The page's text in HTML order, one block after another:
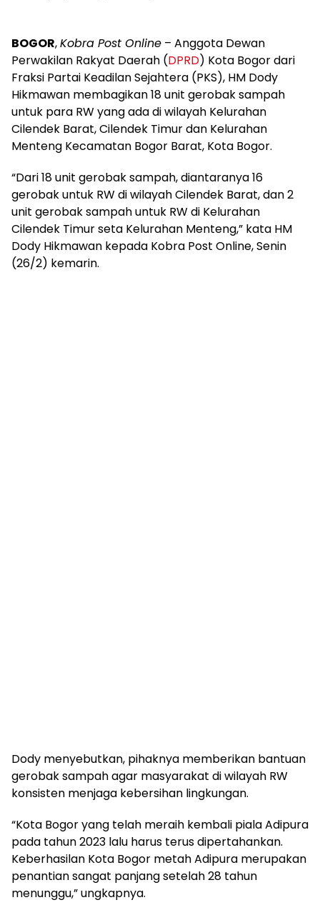
BOGOR,Kobra Post Online – Anggota Dewan
Perwakilan Rakyat Daerah (DPRD) Kota Bogor dari
Fraksi Partai Keadilan Sejahtera (PKS), HM Dody
Hikmawan membagikan 18 unit gerobak sampah
untuk para RW yang ada di wilayah Kelurahan
Cilendek Barat, Cilendek Timur dan Kelurahan
Menteng Kecamatan Bogor Barat, Kota Bogor.
“Dari 18 unit gerobak sampah, diantaranya 16
gerobak untuk RW di wilayah Cilendek Barat, dan 2
unit gerobak sampah untuk RW di Kelurahan
Cilendek Timur seta Kelurahan Menteng,” kata HM
Dody Hikmawan kepada Kobra Post Online, Senin
(26/2) kemarin.
Dody menyebutkan, pihaknya memberikan bantuan
gerobak sampah agar masyarakat di wilayah RW
konsisten menjaga kebersihan lingkungan.
“Kota Bogor yang telah meraih kembali piala Adipura
pada tahun 2023 lalu harus terus dipertahankan.
Keberhasilan Kota Bogor metah Adipura merupakan
penantian sangat panjang setelah 28 tahun
menunggu,” ungkapnya.